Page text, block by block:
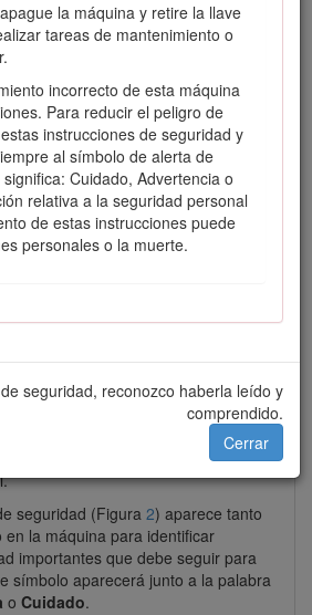
la máquina y retire la llave
tareas de mantenimiento o
incorrecto de esta máquina
Para reducir el peligro de
instrucciones de seguridad y
al símbolo de alerta de
significa: Cuidado, Advertencia o
relativa a la seguridad personal
de estas instrucciones puede
personales o la muerte.
seguridad, reconozco haberla leído y
comprendido.
Cerrar
información sobre la garantía, las
sobre el producto.
Figura 1
de modelo y de serie
palabras para resaltar información.
sobre información mecánica
información general que merece
seguridad (Figura 2) aparece tanto
la máquina para identificar
importantes que debe seguir para
símbolo aparecerá junto a la palabra
o Cuidado.